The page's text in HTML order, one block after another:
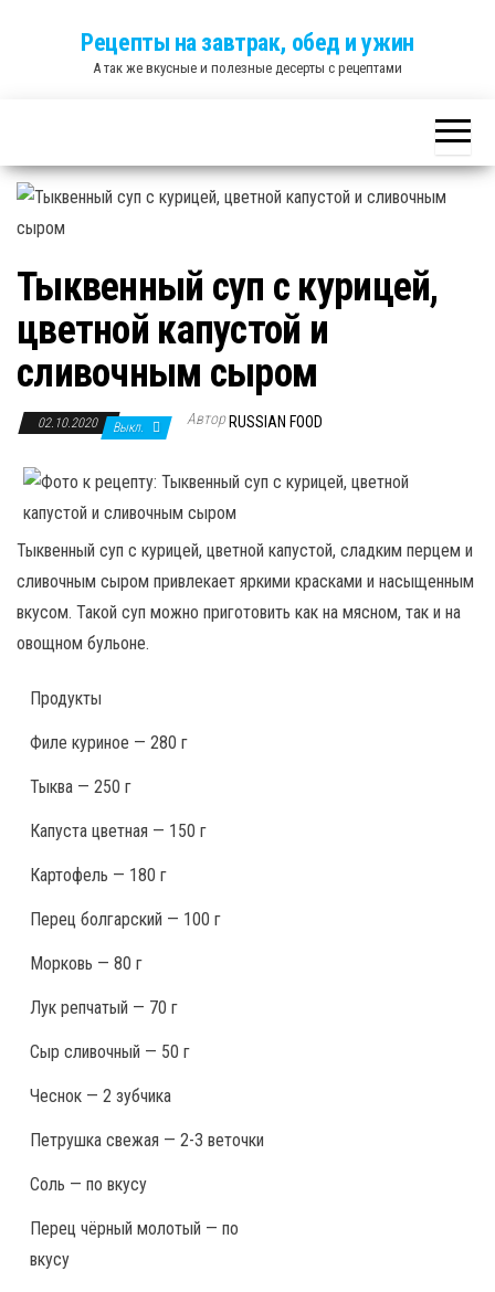
Рецепты на завтрак, обед и ужин
А так же вкусные и полезные десерты с рецептами
Тыквенный суп с курицей,
цветной капустой и
сливочным сыром
02.10.2020 Выкл. Автор RUSSIAN FOOD
Тыквенный суп с курицей, цветной капустой, сладким перцем и
сливочным сыром привлекает яркими красками и насыщенным
вкусом. Такой суп можно приготовить как на мясном, так и на
овощном бульоне.
Продукты
Филе куриное — 280 г
Тыква — 250 г
Капуста цветная — 150 г
Картофель — 180 г
Перец болгарский — 100 г
Морковь — 80 г
Лук репчатый — 70 г
Сыр сливочный — 50 г
Чеснок — 2 зубчика
Петрушка свежая — 2-3 веточки
Соль — по вкусу
Перец чёрный молотый — по
вкусу